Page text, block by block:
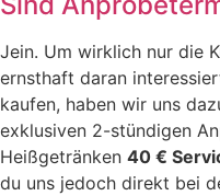
Jein. Um wirklich nur die
ernsthaft daran
kaufen, haben wir uns
exklusiven 2-stündigen
Heißgetränken 40 €
du uns jedoch direkt bei